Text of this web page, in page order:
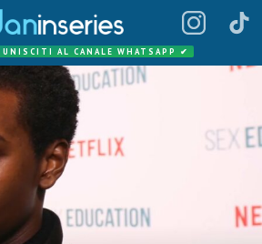
UNISCITI AL CANALE WHATSAPP ✔